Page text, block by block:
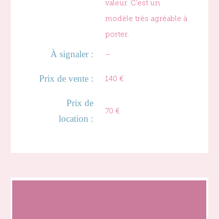
valeur. C’est un
modèle très agréable à
porter.
À signaler : –
Prix de vente : 140 €
Prix de
location :
70 €